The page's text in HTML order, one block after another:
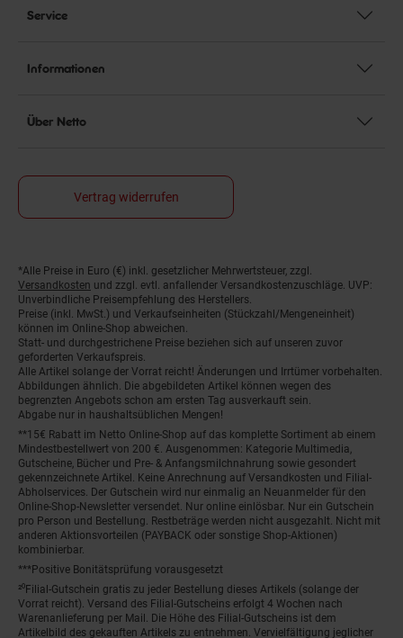
Service
Informationen
Über Netto
Vertrag widerrufen
Fußnoten
*Alle Preise in Euro (€) inkl. gesetzlicher Mehrwertsteuer, zzgl.
Versandkosten und zzgl. evtl. anfallender Versandkostenzuschläge. UVP:
Unverbindliche Preisempfehlung des Herstellers.
Preise (inkl. MwSt.) und Verkaufseinheiten (Stückzahl/Mengeneinheit)
können im Online-Shop abweichen.
Statt- und durchgestrichene Preise beziehen sich auf unseren zuvor
geforderten Verkaufspreis.
Alle Artikel solange der Vorrat reicht! Änderungen und Irrtümer vorbehalten.
Abbildungen ähnlich. Die abgebildeten Artikel können wegen des
begrenzten Angebots schon am ersten Tag ausverkauft sein.
Abgabe nur in haushaltsüblichen Mengen!
**15€ Rabatt im Netto Online-Shop auf das komplette Sortiment ab einem
Mindestbestellwert von 200 €. Ausgenommen: Kategorie Multimedia,
Gutscheine, Bücher und Pre- & Anfangsmilchnahrung sowie gesondert
gekennzeichnete Artikel. Keine Anrechnung auf Versandkosten und Filial-
Abholservices. Der Gutschein wird nur einmalig an Neuanmelder für den
Online-Shop-Newsletter versendet. Nur online einlösbar. Nur ein Gutschein
pro Person und Bestellung. Restbeträge werden nicht ausgezahlt. Nicht mit
anderen Aktionsvorteilen (PAYBACK oder sonstige Shop-Aktionen)
kombinierbar.
***Positive Bonitätsprüfung vorausgesetzt
²⁰Filial-Gutschein gratis zu jeder Bestellung dieses Artikels (solange der
Vorrat reicht). Versand des Filial-Gutscheins erfolgt 4 Wochen nach
Warenanlieferung per Mail. Die Höhe des Filial-Gutscheins ist dem
Artikelbild des gekauften Artikels zu entnehmen. Vervielfältigung jeglicher